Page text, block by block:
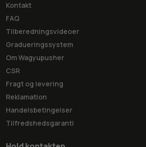
Kontakt
FAQ
Tilberedningsvideoer
Gradueringssystem
Om Wagyupusher
CSR
Fragt og levering
Reklamation
Handelsbetingelser
Tilfredshedsgaranti